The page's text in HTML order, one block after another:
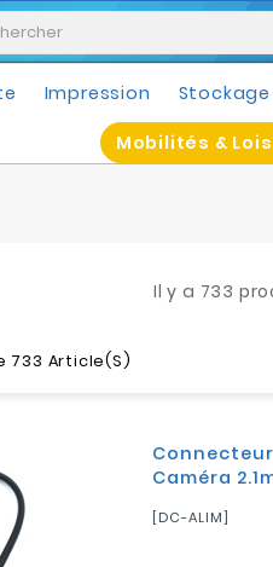
Impression Stockage
Mobilités &
Il y a 733
733 Article(s)
Caméra
[DC-ALIM]